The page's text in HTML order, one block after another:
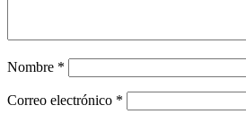
Nombre *
Correo electrónico *